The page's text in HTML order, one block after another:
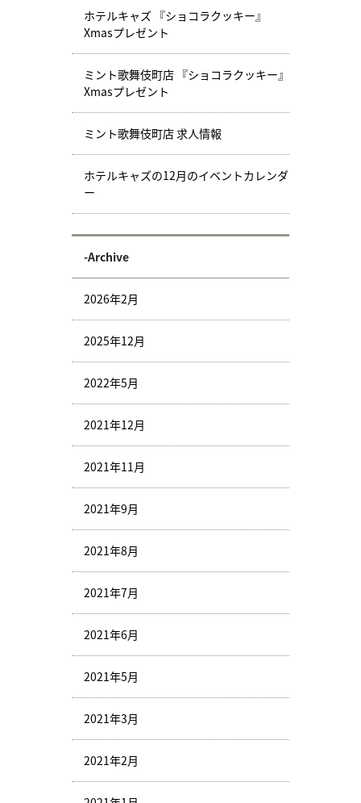
ホテルキャズ 『ショコラクッキー』
Xmasプレゼント
ミント歌舞伎町店 『ショコラクッキー』
Xmasプレゼント
ミント歌舞伎町店 求人情報
ホテルキャズの12月のイベントカレンダ
ー
-Archive
2026年2月
2025年12月
2022年5月
2021年12月
2021年11月
2021年9月
2021年8月
2021年7月
2021年6月
2021年5月
2021年3月
2021年2月